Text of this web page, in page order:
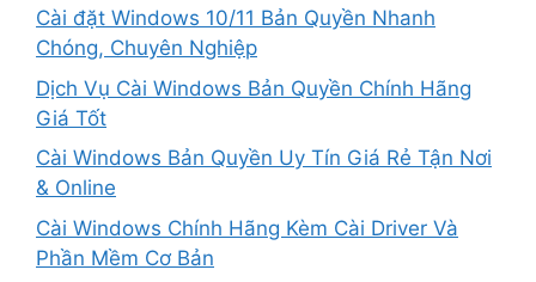
Cài đặt Windows 10/11 Bản Quyền Nhanh
Chóng, Chuyên Nghiệp
Dịch Vụ Cài Windows Bản Quyền Chính Hãng
Giá Tốt
Cài Windows Bản Quyền Uy Tín Giá Rẻ Tận Nơi
& Online
Cài Windows Chính Hãng Kèm Cài Driver Và
Phần Mềm Cơ Bản